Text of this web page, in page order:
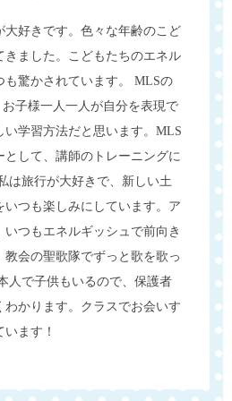
大好きです。色々な年齢のこど
きました。こどもたちのエネル
も驚かされています。 MLSの
子様一人一人が自分を表現で
い学習方法だと思います。MLS
として、講師のトレーニングに
は旅行が大好きで、新しい土
いつも楽しみにしています。ア
つもエネルギッシュで前向き
教会の聖歌隊でずっと歌を歌っ
人で子供もいるので、保護者
わかります。クラスでお会いす
ます！